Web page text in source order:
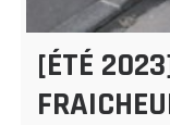
[ÉTÉ